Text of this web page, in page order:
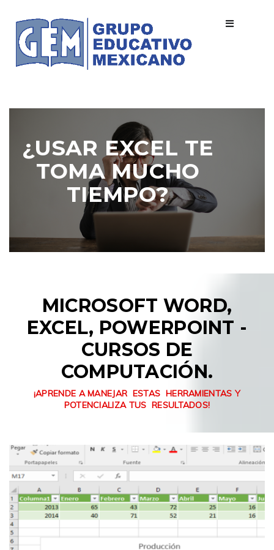
¿USAR EXCEL TE
TOMA MUCHO
TIEMPO?
MICROSOFT WORD,
EXCEL, POWERPOINT -
CURSOS DE
COMPUTACIÓN.
¡APRENDE A MANEJAR ESTAS HERRAMIENTAS Y
POTENCIALIZA TUS RESULTADOS!